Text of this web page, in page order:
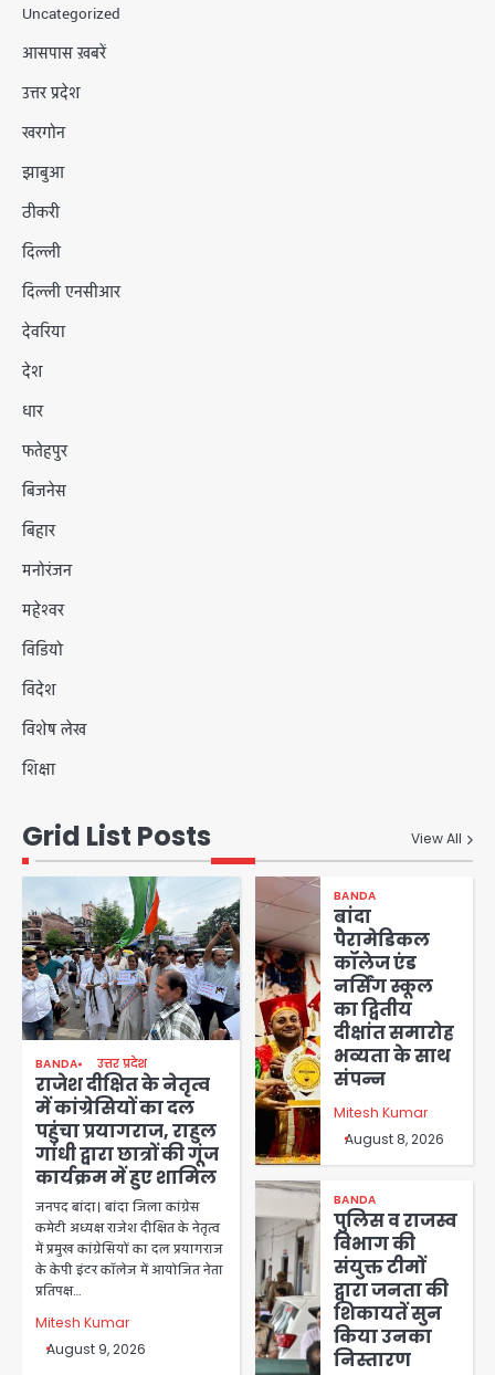
Uncategorized
आसपास ख़बरें
उत्तर प्रदेश
खरगोन
झाबुआ
ठीकरी
दिल्ली
दिल्ली एनसीआर
देवरिया
देश
धार
फतेहपुर
बिजनेस
बिहार
मनोरंजन
महेश्वर
विडियो
विदेश
विशेष लेख
शिक्षा
Grid List Posts View All
BANDA उत्तर प्रदेश
राजेश दीक्षित के नेतृत्व
में कांग्रेसियों का दल
पहुंचा प्रयागराज, राहुल
गांधी द्वारा छात्रों की गूंज
कार्यक्रम में हुए शामिल
जनपद बांदा। बांदा जिला कांग्रेस
कमेटी अध्यक्ष राजेश दीक्षित के नेतृत्व
में प्रमुख कांग्रेसियों का दल प्रयागराज
के केपी इंटर कॉलेज में आयोजित नेता
प्रतिपक्ष…
Mitesh Kumar
August 9, 2026
BANDA
बांदा
पैरामेडिकल
कॉलेज एंड
नर्सिंग स्कूल
का द्वितीय
दीक्षांत समारोह
भव्यता के साथ
संपन्न
Mitesh Kumar
August 8, 2026
BANDA
पुलिस व राजस्व
विभाग की
संयुक्त टीमों
द्वारा जनता की
शिकायतें सुन
किया उनका
निस्तारण